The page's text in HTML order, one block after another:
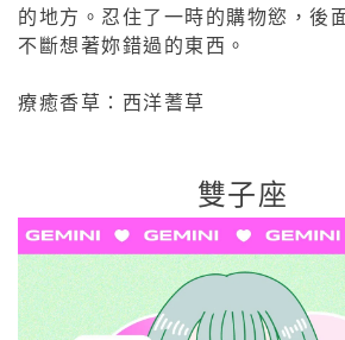
的地方。忍住了一時的購物慾，後
不斷想著妳錯過的東西。
療癒香草：西洋蓍草
雙子座